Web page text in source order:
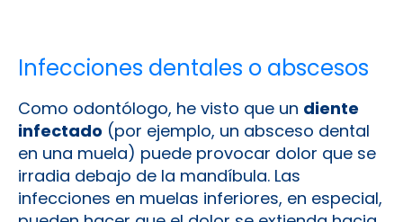
Infecciones dentales o abscesos
Como odontólogo, he visto que un diente
infectado (por ejemplo, un absceso dental
en una muela) puede provocar dolor que se
irradia debajo de la mandíbula. Las
infecciones en muelas inferiores, en especial,